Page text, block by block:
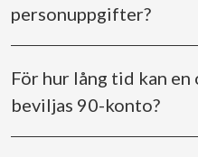
personuppgifter?
För hur lång tid kan
beviljas 90-konto?